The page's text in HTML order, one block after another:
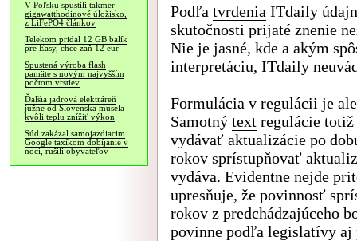
V Poľsku spustili takmer
gigawatthodinové úložisko,
z LiFePO4 článkov
Telekom pridal 12 GB balík
pre Easy, chce zaň 12 eur
Spustená výroba flash
pamäte s novým najvyšším
počtom vrstiev
Ďalšia jadrová elektráreň
južne od Slovenska musela
kvôli teplu znížiť výkon
Súd zakázal samojazdiacim
Google taxíkom dobíjanie v
noci, rušili obyvateľov
Podľa tvrdenia ITdaily
skutočnosti prijaté znenie
Nie je jasné, kde a akým
interpretáciu, ITdaily
Formulácia v regulácii je
Samotný text regulácie
vydávať aktualizácie po
rokov sprístupňovať
vydáva. Evidentne nejde
upresňuje, že povinnosť
rokov z predchádzajúceho
povinne podľa legislatívy aj